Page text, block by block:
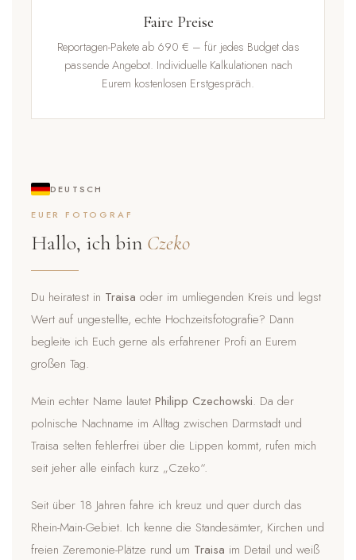
Faire Preise
Reportagen-Pakete ab 690 € – für jedes Budget das
passende Angebot. Individuelle Kalkulationen nach
Eurem kostenlosen Erstgespräch.
DEUTSCH
EUER FOTOGRAF
Hallo, ich bin Czeko
Du heiratest in Traisa oder im umliegenden Kreis und legst
Wert auf ungestellte, echte Hochzeitsfotografie? Dann
begleite ich Euch gerne als erfahrener Profi an Eurem
großen Tag.
Mein echter Name lautet Philipp Czechowski. Da der
polnische Nachname im Alltag zwischen Darmstadt und
Traisa selten fehlerfrei über die Lippen kommt, rufen mich
seit jeher alle einfach kurz „Czeko“.
Seit über 18 Jahren fahre ich kreuz und quer durch das
Rhein-Main-Gebiet. Ich kenne die Standesämter, Kirchen und
freien Zeremonie-Plätze rund um Traisa im Detail und weiß